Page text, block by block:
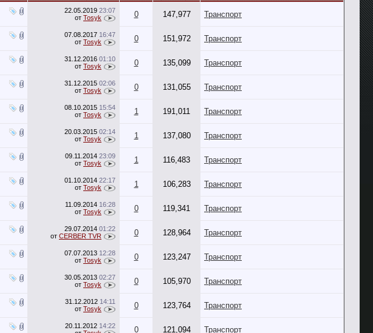
22.05.2019 23:07
от Tosyk 0 147,977 Транспорт
07.08.2017 16:47
от Tosyk 0 151,972 Транспорт
31.12.2016 01:10
от Tosyk 0 135,099 Транспорт
31.12.2015 02:06
от Tosyk 0 131,055 Транспорт
08.10.2015 15:54
от Tosyk 1 191,011 Транспорт
20.03.2015 02:14
от Tosyk 1 137,080 Транспорт
09.11.2014 23:09
от Tosyk 1 116,483 Транспорт
01.10.2014 22:17
от Tosyk 1 106,283 Транспорт
11.09.2014 16:28
от Tosyk 0 119,341 Транспорт
29.07.2014 01:22
от CERBER TVR 0 128,964 Транспорт
07.07.2013 12:28
от Tosyk 0 123,247 Транспорт
30.05.2013 02:27
от Tosyk 0 105,970 Транспорт
31.12.2012 14:11
от Tosyk 0 123,764 Транспорт
20.11.2012 14:22
0 121,094 Транспорт